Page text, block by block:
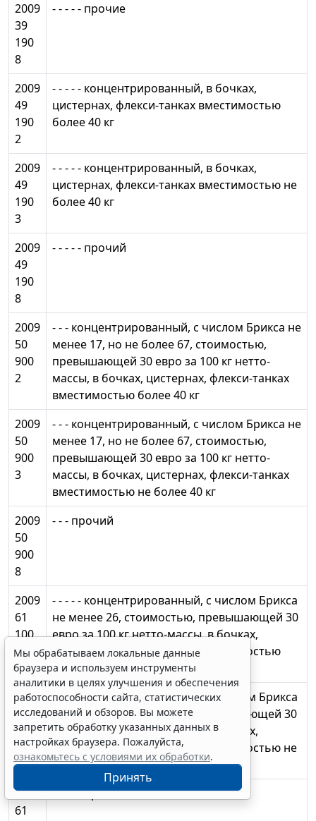
2009
39
190
8
- - - - - прочие
2009
49
190
2
- - - - - концентрированный, в бочках,
цистернах, флекси-танках вместимостью
более 40 кг
2009
49
190
3
- - - - - концентрированный, в бочках,
цистернах, флекси-танках вместимостью не
более 40 кг
2009
49
190
8
- - - - - прочий
2009
50
900
2
- - - концентрированный, с числом Брикса не
менее 17, но не более 67, стоимостью,
превышающей 30 евро за 100 кг нетто-
массы, в бочках, цистернах, флекси-танках
вместимостью более 40 кг
2009
50
900
3
- - - концентрированный, с числом Брикса не
менее 17, но не более 67, стоимостью,
превышающей 30 евро за 100 кг нетто-
массы, в бочках, цистернах, флекси-танках
вместимостью не более 40 кг
2009
50
900
8
- - - прочий
2009
61
100
3
- - - - - концентрированный, с числом Брикса
не менее 26, стоимостью, превышающей 30
евро за 100 кг нетто-массы, в бочках,
цистернах, флекси-танках вместимостью
более 40 кг
2009
61
100
4
- - - - - концентрированный, с числом Брикса
не более 26, стоимостью, превышающей 30
евро за 100 кг нетто-массы, в бочках,
цистернах, флекси-танках вместимостью не
более 40 кг
2009
61
- - - - - прочий
Мы обрабатываем локальные данные
браузера и используем инструменты
аналитики в целях улучшения и обеспечения
работоспособности сайта, статистических
исследований и обзоров. Вы можете
запретить обработку указанных данных в
настройках браузера. Пожалуйста,
ознакомьтесь с условиями их обработки.
Принять